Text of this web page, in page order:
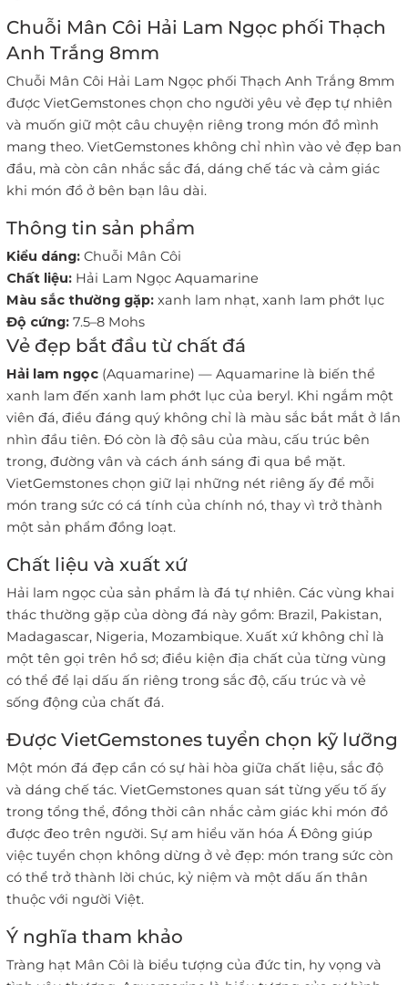
Chuỗi Mân Côi Hải Lam Ngọc phối Thạch
Anh Trắng 8mm
Chuỗi Mân Côi Hải Lam Ngọc phối Thạch Anh Trắng 8mm
được VietGemstones chọn cho người yêu vẻ đẹp tự nhiên
và muốn giữ một câu chuyện riêng trong món đồ mình
mang theo. VietGemstones không chỉ nhìn vào vẻ đẹp ban
đầu, mà còn cân nhắc sắc đá, dáng chế tác và cảm giác
khi món đồ ở bên bạn lâu dài.
Thông tin sản phẩm
Kiểu dáng: Chuỗi Mân Côi
Chất liệu: Hải Lam Ngọc Aquamarine
Màu sắc thường gặp: xanh lam nhạt, xanh lam phớt lục
Độ cứng: 7.5–8 Mohs
Vẻ đẹp bắt đầu từ chất đá
Hải lam ngọc (Aquamarine) — Aquamarine là biến thể
xanh lam đến xanh lam phớt lục của beryl. Khi ngắm một
viên đá, điều đáng quý không chỉ là màu sắc bắt mắt ở lần
nhìn đầu tiên. Đó còn là độ sâu của màu, cấu trúc bên
trong, đường vân và cách ánh sáng đi qua bề mặt.
VietGemstones chọn giữ lại những nét riêng ấy để mỗi
món trang sức có cá tính của chính nó, thay vì trở thành
một sản phẩm đồng loạt.
Chất liệu và xuất xứ
Hải lam ngọc của sản phẩm là đá tự nhiên. Các vùng khai
thác thường gặp của dòng đá này gồm: Brazil, Pakistan,
Madagascar, Nigeria, Mozambique. Xuất xứ không chỉ là
một tên gọi trên hồ sơ; điều kiện địa chất của từng vùng
có thể để lại dấu ấn riêng trong sắc độ, cấu trúc và vẻ
sống động của chất đá.
Được VietGemstones tuyển chọn kỹ lưỡng
Một món đá đẹp cần có sự hài hòa giữa chất liệu, sắc độ
và dáng chế tác. VietGemstones quan sát từng yếu tố ấy
trong tổng thể, đồng thời cân nhắc cảm giác khi món đồ
được đeo trên người. Sự am hiểu văn hóa Á Đông giúp
việc tuyển chọn không dừng ở vẻ đẹp: món trang sức còn
có thể trở thành lời chúc, kỷ niệm và một dấu ấn thân
thuộc với người Việt.
Ý nghĩa tham khảo
Tràng hạt Mân Côi là biểu tượng của đức tin, hy vọng và